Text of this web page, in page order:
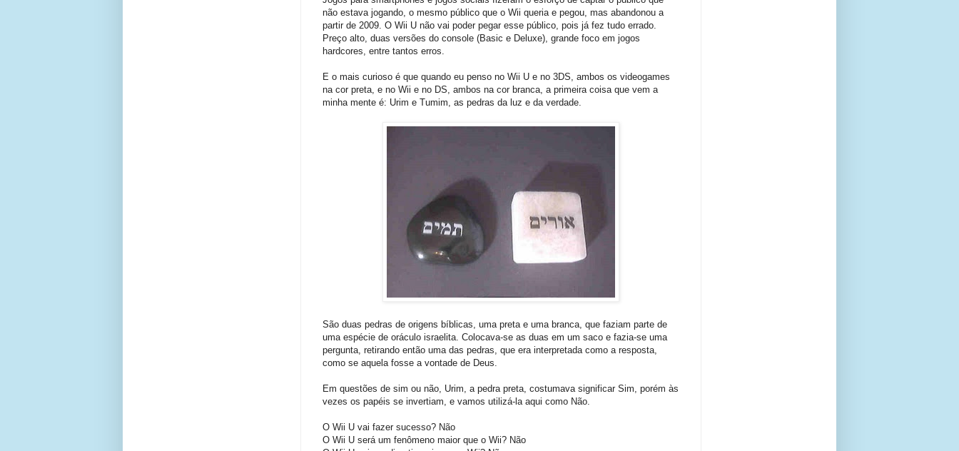
não estava jogando, o mesmo público que o Wii queria e pegou, mas abandonou a
partir de 2009. O Wii U não vai poder pegar esse público, pois já fez tudo errado.
Preço alto, duas versões do console (Basic e Deluxe), grande foco em jogos
hardcores, entre tantos erros.
E o mais curioso é que quando eu penso no Wii U e no 3DS, ambos os videogames
na cor preta, e no Wii e no DS, ambos na cor branca, a primeira coisa que vem a
minha mente é: Urim e Tumim, as pedras da luz e da verdade.
São duas pedras de origens bíblicas, uma preta e uma branca, que faziam parte de
uma espécie de oráculo israelita. Colocava-se as duas em um saco e fazia-se uma
pergunta, retirando então uma das pedras, que era interpretada como a resposta,
como se aquela fosse a vontade de Deus.
Em questões de sim ou não, Urim, a pedra preta, costumava significar Sim, porém às
vezes os papéis se invertiam, e vamos utilizá-la aqui como Não.
O Wii U vai fazer sucesso? Não
O Wii U será um fenômeno maior que o Wii? Não